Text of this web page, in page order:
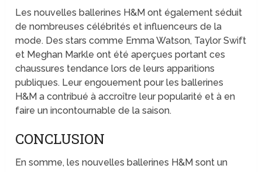
Les nouvelles ballerines H&M ont également séduit
de nombreuses célébrités et influenceurs de la
mode. Des stars comme Emma Watson, Taylor Swift
et Meghan Markle ont été aperçues portant ces
chaussures tendance lors de leurs apparitions
publiques. Leur engouement pour les ballerines
H&M a contribué à accroître leur popularité et à en
faire un incontournable de la saison.
CONCLUSION
En somme, les nouvelles ballerines H&M sont un